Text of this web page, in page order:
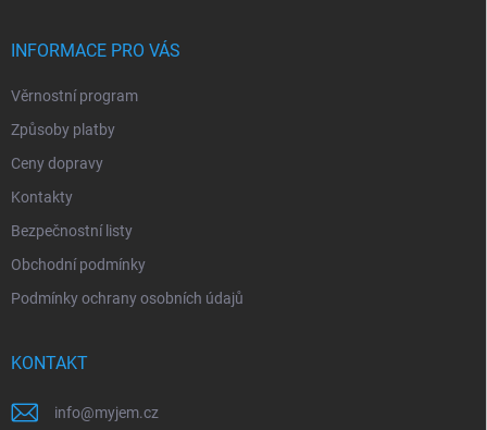
INFORMACE PRO VÁS
Věrnostní program
Způsoby platby
Ceny dopravy
Kontakty
Bezpečnostní listy
Obchodní podmínky
Podmínky ochrany osobních údajů
KONTAKT
info@myjem.cz